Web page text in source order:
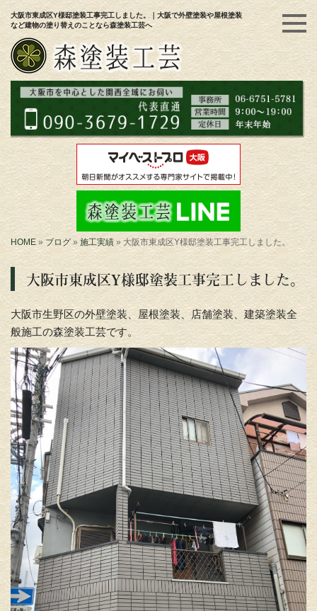
大阪市東成区Y様邸塗装工事完工しました。｜大阪で外壁塗装や屋根塗装
など建物の塗り替えのことなら森塗装工芸へ
HOME » ブログ» 施工実績 »大阪市東成区Y様邸塗装工事完工しました。
大阪市東成区Y様邸塗装工事完工しました。
大阪市生野区の外壁塗装、屋根塗装、店舗塗装、建築塗装全
般施工の森塗装工芸です。